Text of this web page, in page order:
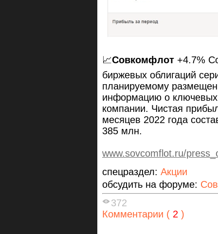
📈Совкомфлот +4.7%
биржевых облигаций
планируемому
информацию о ключевых
компании. Чистая
месяцев 2022 года
385 млн.
www.sovcomflot.ru/
спецраздел: Акции
обсудить на форуме:
372
Комментарии ( 2 )